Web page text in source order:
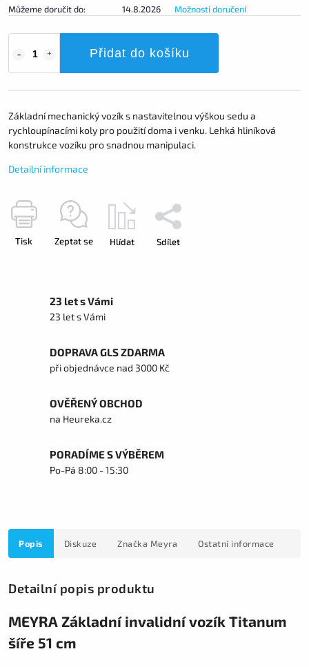
Můžeme doručit do: 14.8.2026 Možnosti doručení
Přidat do košíku
Základní mechanický vozík s nastavitelnou výškou sedu a
rychloupínacími koly pro použití doma i venku. Lehká hliníková
konstrukce vozíku pro snadnou manipulaci.
Detailní informace
Tisk Zeptat se Hlídat Sdílet
23 let s Vámi
23 let s Vámi
DOPRAVA GLS ZDARMA
při objednávce nad 3000 Kč
OVĚŘENÝ OBCHOD
na Heureka.cz
PORADÍME S VÝBĚREM
Po-Pá 8:00 - 15:30
Popis Diskuze Značka Meyra Ostatní informace
Detailní popis produktu
MEYRA Základní invalidní vozík Titanum
šíře 51 cm